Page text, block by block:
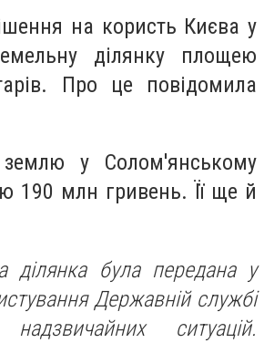
на користь Києва у
ділянку площею
Про це повідомила
у Солом'янському
190 млн гривень. Її ще й
ділянка була передана у
Державній службі
ситуацій.